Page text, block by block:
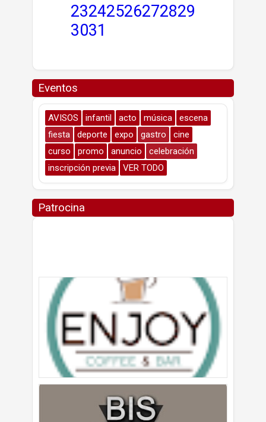
23242526272829
3031
Eventos
AVISOS infantil acto música
escena
fiesta
deporte expo gastro
cine
curso
promo anuncio
celebración
inscripción previa
VER TODO
Patrocina